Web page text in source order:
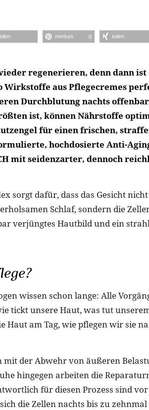
merken 0 teilen
regenerieren, denn dann ist
Wirkstoffe aus Pflegecremes
Durchblutung nachts
ist, können Nährstoffe
für einen frischen,
hochdosierte Anti-
mit seidenzarter, dennoch
sorgt dafür, dass das Gesicht
Schlaf, sondern die
verjüngtes Hautbild und ein
wissen schon lange: Alle
tickt unsere Haut, was tut
Haut am Tag, wie pflegen wir sie
mit der Abwehr von äußeren
hingegen arbeiten die
für diesen Prozess sind
die Zellen nachts bis zu